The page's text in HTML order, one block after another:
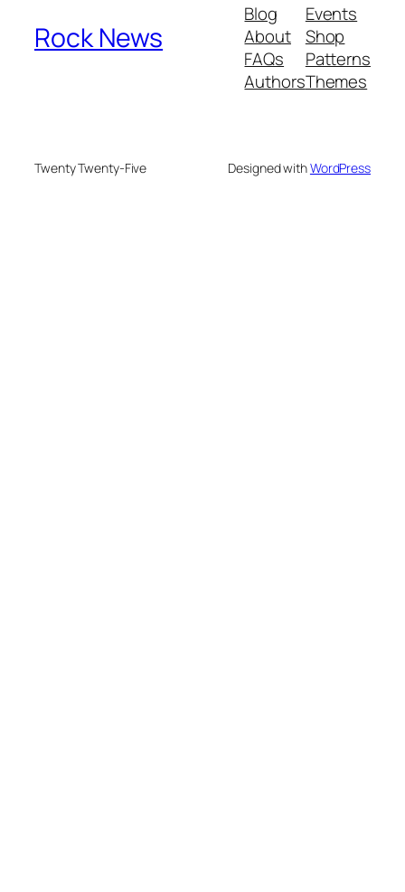
Rock News
Blog
About
FAQs
Authors
Events
Shop
Patterns
Themes
Twenty Twenty-Five Designed withWordPress